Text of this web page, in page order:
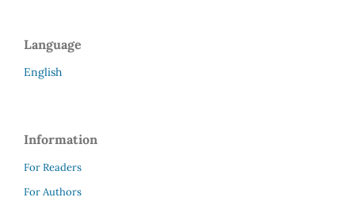
Language
English
Information
For Readers
For Authors